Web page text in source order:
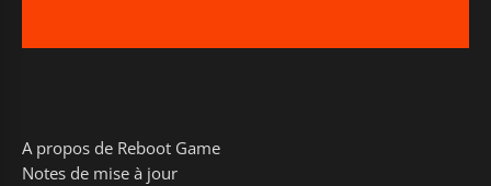
A propos de Reboot Game
Notes de mise à jour